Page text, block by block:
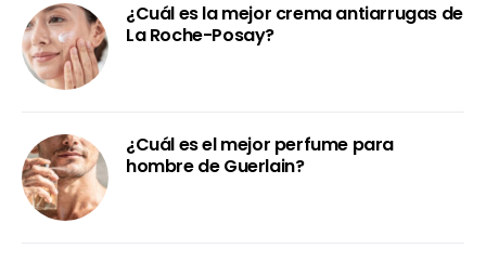
¿Cuál es la mejor crema antiarrugas de
La Roche-Posay?
¿Cuál es el mejor perfume para
hombre de Guerlain?